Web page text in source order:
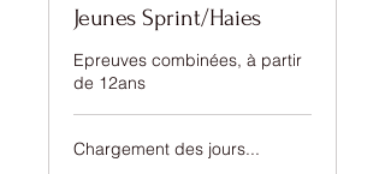
Jeunes Sprint/Haies
Epreuves combinées, à partir
de 12ans
Chargement des jours...